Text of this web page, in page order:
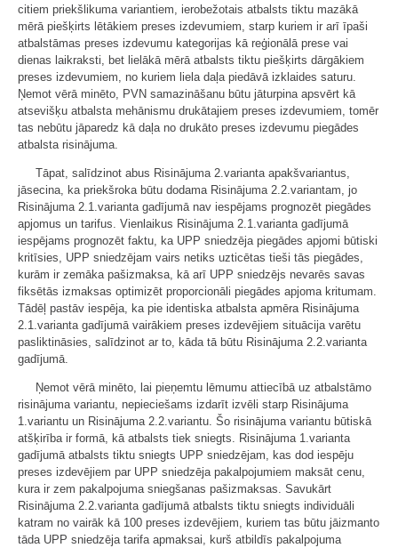
citiem priekšlikuma variantiem, ierobežotais atbalsts tiktu mazākā
mērā piešķirts lētākiem preses izdevumiem, starp kuriem ir arī īpaši
atbalstāmas preses izdevumu kategorijas kā reģionālā prese vai
dienas laikraksti, bet lielākā mērā atbalsts tiktu piešķirts dārgākiem
preses izdevumiem, no kuriem liela daļa piedāvā izklaides saturu.
Ņemot vērā minēto, PVN samazināšanu būtu jāturpina apsvērt kā
atsevišķu atbalsta mehānismu drukātajiem preses izdevumiem, tomēr
tas nebūtu jāparedz kā daļa no drukāto preses izdevumu piegādes
atbalsta risinājuma.
Tāpat, salīdzinot abus Risinājuma 2.varianta apakšvariantus,
jāsecina, ka priekšroka būtu dodama Risinājuma 2.2.variantam, jo
Risinājuma 2.1.varianta gadījumā nav iespējams prognozēt piegādes
apjomus un tarifus. Vienlaikus Risinājuma 2.1.varianta gadījumā
iespējams prognozēt faktu, ka UPP sniedzēja piegādes apjomi būtiski
kritīsies, UPP sniedzējam vairs netiks uzticētas tieši tās piegādes,
kurām ir zemāka pašizmaksa, kā arī UPP sniedzējs nevarēs savas
fiksētās izmaksas optimizēt proporcionāli piegādes apjoma kritumam.
Tādēļ pastāv iespēja, ka pie identiska atbalsta apmēra Risinājuma
2.1.varianta gadījumā vairākiem preses izdevējiem situācija varētu
pasliktināsies, salīdzinot ar to, kāda tā būtu Risinājuma 2.2.varianta
gadījumā.
Ņemot vērā minēto, lai pieņemtu lēmumu attiecībā uz atbalstāmo
risinājuma variantu, nepieciešams izdarīt izvēli starp Risinājuma
1.variantu un Risinājuma 2.2.variantu. Šo risinājuma variantu būtiskā
atšķirība ir formā, kā atbalsts tiek sniegts. Risinājuma 1.varianta
gadījumā atbalsts tiktu sniegts UPP sniedzējam, kas dod iespēju
preses izdevējiem par UPP sniedzēja pakalpojumiem maksāt cenu,
kura ir zem pakalpojuma sniegšanas pašizmaksas. Savukārt
Risinājuma 2.2.varianta gadījumā atbalsts tiktu sniegts individuāli
katram no vairāk kā 100 preses izdevējiem, kuriem tas būtu jāizmanto
tāda UPP sniedzēja tarifa apmaksai, kurš atbildīs pakalpojuma